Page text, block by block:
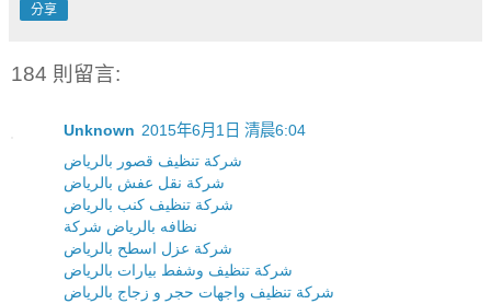
分享
184 則留言:
Unknown 2015年6月1日 清晨6:04
شركة تنظيف قصور بالرياض
شركة نقل عفش بالرياض
شركة تنظيف كنب بالرياض
نظافه بالرياض شركة
شركة عزل اسطح بالرياض
شركة تنظيف وشفط بيارات بالرياض
شركة تنظيف واجهات حجر و زجاج بالرياض